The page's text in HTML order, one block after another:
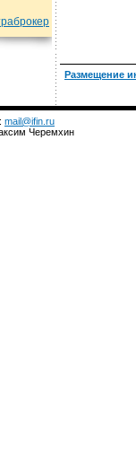
Размещение
mail@ifin.ru
Черемхин